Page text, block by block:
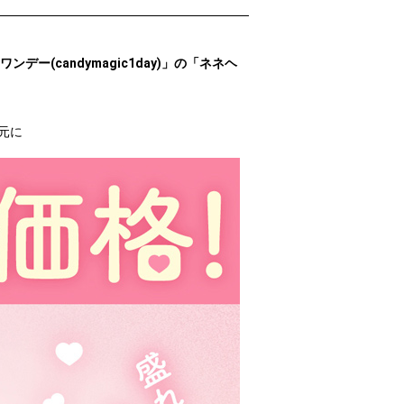
ンデー(candymagic1day)」の「ネネヘ
に